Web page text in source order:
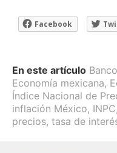
Facebook
En este artículo
Economía mexicana,
Índice Nacional de
inflación México, INPC
precios, tasa de